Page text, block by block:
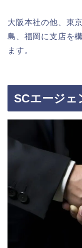
大阪本社の他、東
島、福岡に支店を
ます。
SCエージェ